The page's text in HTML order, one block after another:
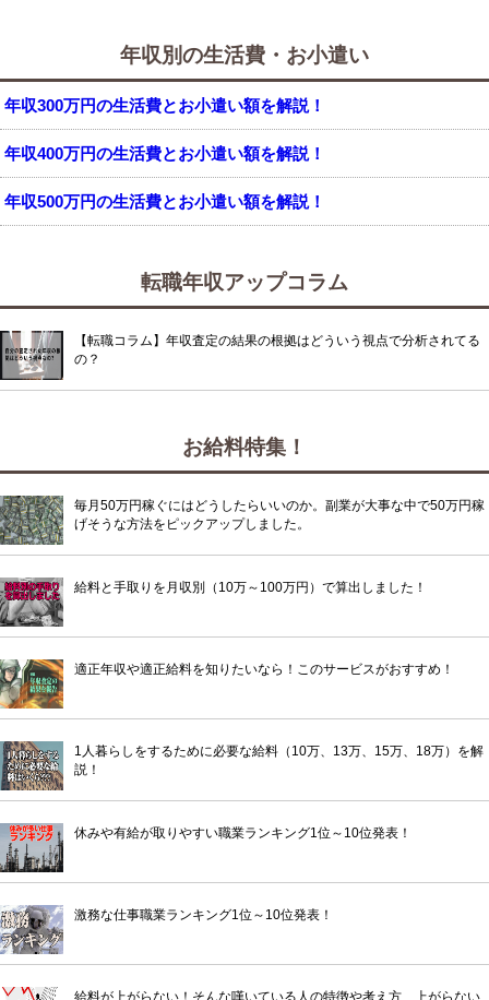
年収別の生活費・お小遣い
年収300万円の生活費とお小遣い額を解説！
年収400万円の生活費とお小遣い額を解説！
年収500万円の生活費とお小遣い額を解説！
転職年収アップコラム
【転職コラム】年収査定の結果の根拠はどういう視点で分析されてる
の？
お給料特集！
毎月50万円稼ぐにはどうしたらいいのか。副業が大事な中で50万円稼
げそうな方法をピックアップしました。
給料と手取りを月収別（10万～100万円）で算出しました！
適正年収や適正給料を知りたいなら！このサービスがおすすめ！
1人暮らしをするために必要な給料（10万、13万、15万、18万）を解
説！
休みや有給が取りやすい職業ランキング1位～10位発表！
激務な仕事職業ランキング1位～10位発表！
給料が上がらない！そんな嘆いている人の特徴や考え方、上がらない